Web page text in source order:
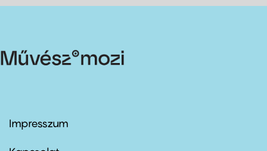
Footer
first
Impresszum